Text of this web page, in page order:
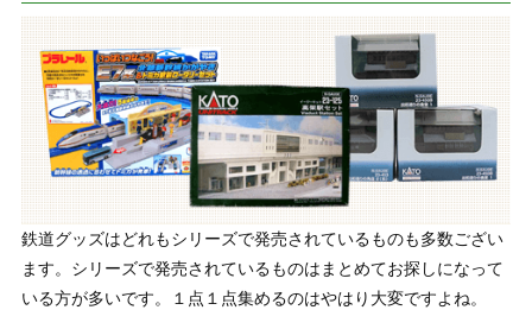
鉄道グッズはどれもシリーズで発売されているものも多数ござい
ます。シリーズで発売されているものはまとめてお探しになって
いる方が多いです。１点１点集めるのはやはり大変ですよね。